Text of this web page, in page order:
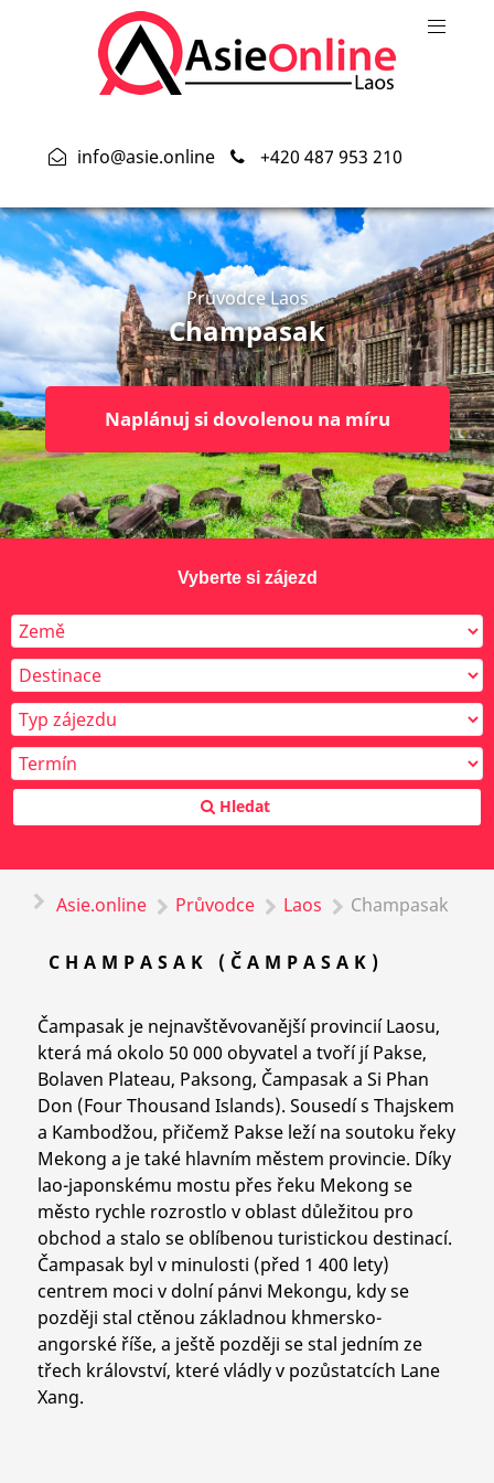
info@asie.online +420 487 953 210
Průvodce Laos
Champasak
Vyberte si zájezd
Hledat
Asie.online Průvodce Laos Champasak
CHAMPASAK (ČAMPASAK)
Čampasak je nejnavštěvovanější provincií Laosu,
která má okolo 50 000 obyvatel a tvoří jí Pakse,
Bolaven Plateau, Paksong, Čampasak a Si Phan
Don (Four Thousand Islands). Sousedí s Thajskem
a Kambodžou, přičemž Pakse leží na soutoku řeky
Mekong a je také hlavním městem provincie. Díky
lao-japonskému mostu přes řeku Mekong se
město rychle rozrostlo v oblast důležitou pro
obchod a stalo se oblíbenou turistickou destinací.
Čampasak byl v minulosti (před 1 400 lety)
centrem moci v dolní pánvi Mekongu, kdy se
později stal ctěnou základnou khmersko-
angorské říše, a ještě později se stal jedním ze
třech království, které vládly v pozůstatcích Lane
Xang.